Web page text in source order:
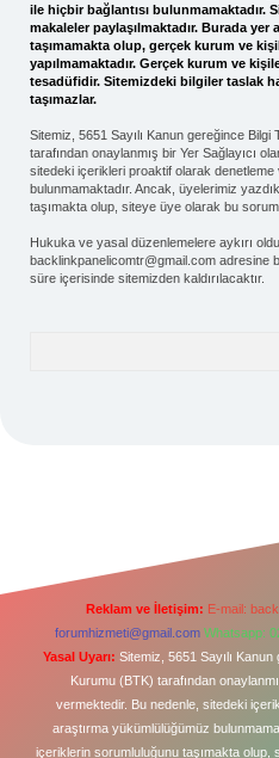
ile hiçbir bağlantısı bulunmamaktadır.
makaleler paylaşılmaktadır. Burada
taşımamakta olup, gerçek kurum ve
yapılmamaktadır. Gerçek kurum ve
tesadüfidir. Sitemizdeki bilgiler taslak
taşımazlar.
Sitemiz, 5651 Sayılı Kanun gereğince
tarafından onaylanmış bir Yer Sağlayıcı
sitedeki içerikleri proaktif olarak
bulunmamaktadır. Ancak, üyelerimiz
taşımakta olup, siteye üye olarak bu
Hukuka ve yasal düzenlemelere aykırı
backlinkpanelicomtr@gmail.com adresine
süre içerisinde sitemizden kaldırılacaktır.
Reklam ve İletişim: E-mail:
forumhizmeti@gmail.com Whatsapp:
Yasal Uyarı: Sitemiz, 5651 Sayılı
Kurumu (BTK) tarafından
vermektedir. Bu nedenle, sitedeki
araştırma yükümlülüğümüz
içeriklerin sorumluluğunu taşımakta